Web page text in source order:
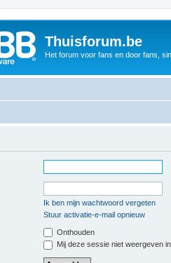
Thuisforum.be
Het forum voor fans en door fans,
Ik ben mijn wachtwoord vergeten
Stuur activatie-e-mail opnieuw
Onthouden
Mij deze sessie niet weergeven